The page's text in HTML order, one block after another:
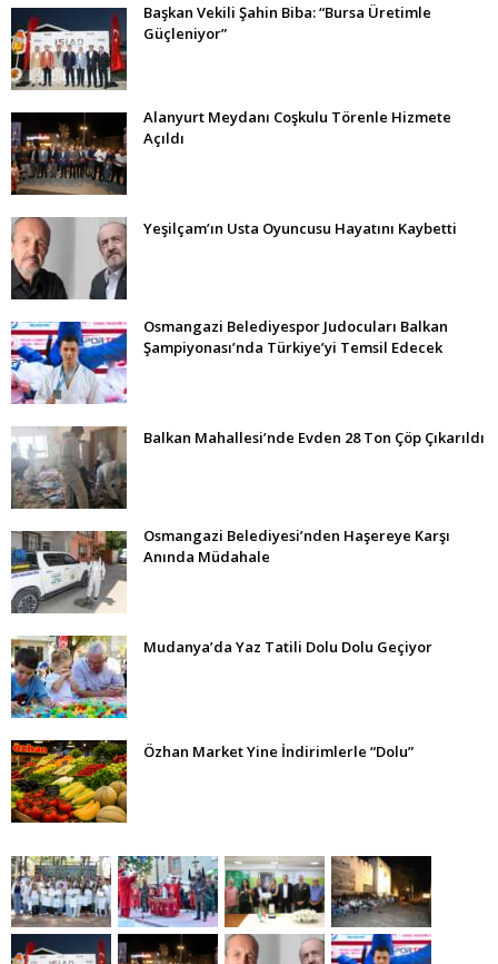
Başkan Vekili Şahin Biba: “Bursa Üretimle
Güçleniyor”
Alanyurt Meydanı Coşkulu Törenle Hizmete
Açıldı
Yeşilçam’ın Usta Oyuncusu Hayatını Kaybetti
Osmangazi Belediyespor Judocuları Balkan
Şampiyonası’nda Türkiye’yi Temsil Edecek
Balkan Mahallesi’nde Evden 28 Ton Çöp Çıkarıldı
Osmangazi Belediyesi’nden Haşereye Karşı
Anında Müdahale
Mudanya’da Yaz Tatili Dolu Dolu Geçiyor
Özhan Market Yine İndirimlerle “Dolu”